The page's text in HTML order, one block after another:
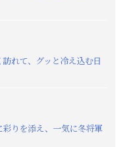
れて、グッと冷え込む日
りを添え、一気に冬将軍